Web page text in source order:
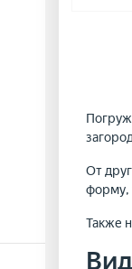
От
форму,
Также